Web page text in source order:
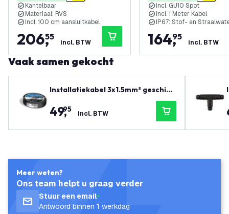
Kantelbaar
Materiaal: RVS
Incl. 100 cm aansluitkabel
206,
55
incl. BTW
Incl. GU10 Spot
Incl. 1 Meter Kabel
IP67: Stof- en
164,
95
incl. BTW
Vaak samen gekocht
Installatiekabel 3x1.5mm² geschikt
voor binnen en buitengebruik of al
s grondkabel - 25 meter
49,
95 incl. BTW
Meer weten?
Ons team helpt u graag verder
Stuur een email
Antwoord binnen 1 werkdag